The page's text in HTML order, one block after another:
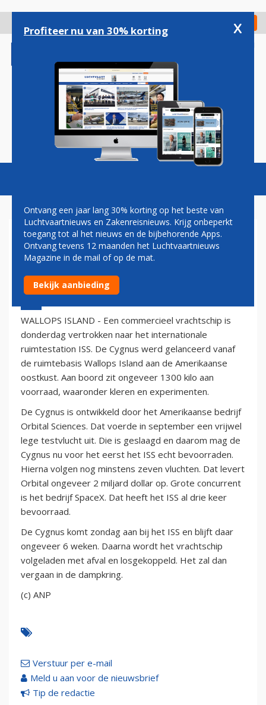
gaan
Check in
Magazine Podcasts Vacatures
COMMERCIEEL VRACHTSCHIP
NAAR HET ISS
9 januari 2014 - 20:11
WALLOPS ISLAND - Een commercieel vrachtschip is
donderdag vertrokken naar het internationale
ruimtestation ISS. De Cygnus werd gelanceerd vanaf
de ruimtebasis Wallops Island aan de Amerikaanse
oostkust. Aan boord zit ongeveer 1300 kilo aan
voorraad, waaronder kleren en experimenten.
De Cygnus is ontwikkeld door het Amerikaanse bedrijf
Orbital Sciences. Dat voerde in september een vrijwel
lege testvlucht uit. Die is geslaagd en daarom mag de
Cygnus nu voor het eerst het ISS echt bevoorraden.
Hierna volgen nog minstens zeven vluchten. Dat levert
Orbital ongeveer 2 miljard dollar op. Grote concurrent
is het bedrijf SpaceX. Dat heeft het ISS al drie keer
bevoorraad.
De Cygnus komt zondag aan bij het ISS en blijft daar
ongeveer 6 weken. Daarna wordt het vrachtschip
volgeladen met afval en losgekoppeld. Het zal dan
vergaan in de dampkring.
(c) ANP
Verstuur per e-mail
Meld u aan voor de nieuwsbrief
Tip de redactie
Profiteer nu van 30% korting x
Ontvang een jaar lang 30% korting op het beste van
Luchtvaartnieuws en Zakenreisnieuws. Krijg onbeperkt
toegang tot al het nieuws en de bijbehorende Apps.
Ontvang tevens 12 maanden het Luchtvaartnieuws
Magazine in de mail of op de mat.
Bekijk aanbieding